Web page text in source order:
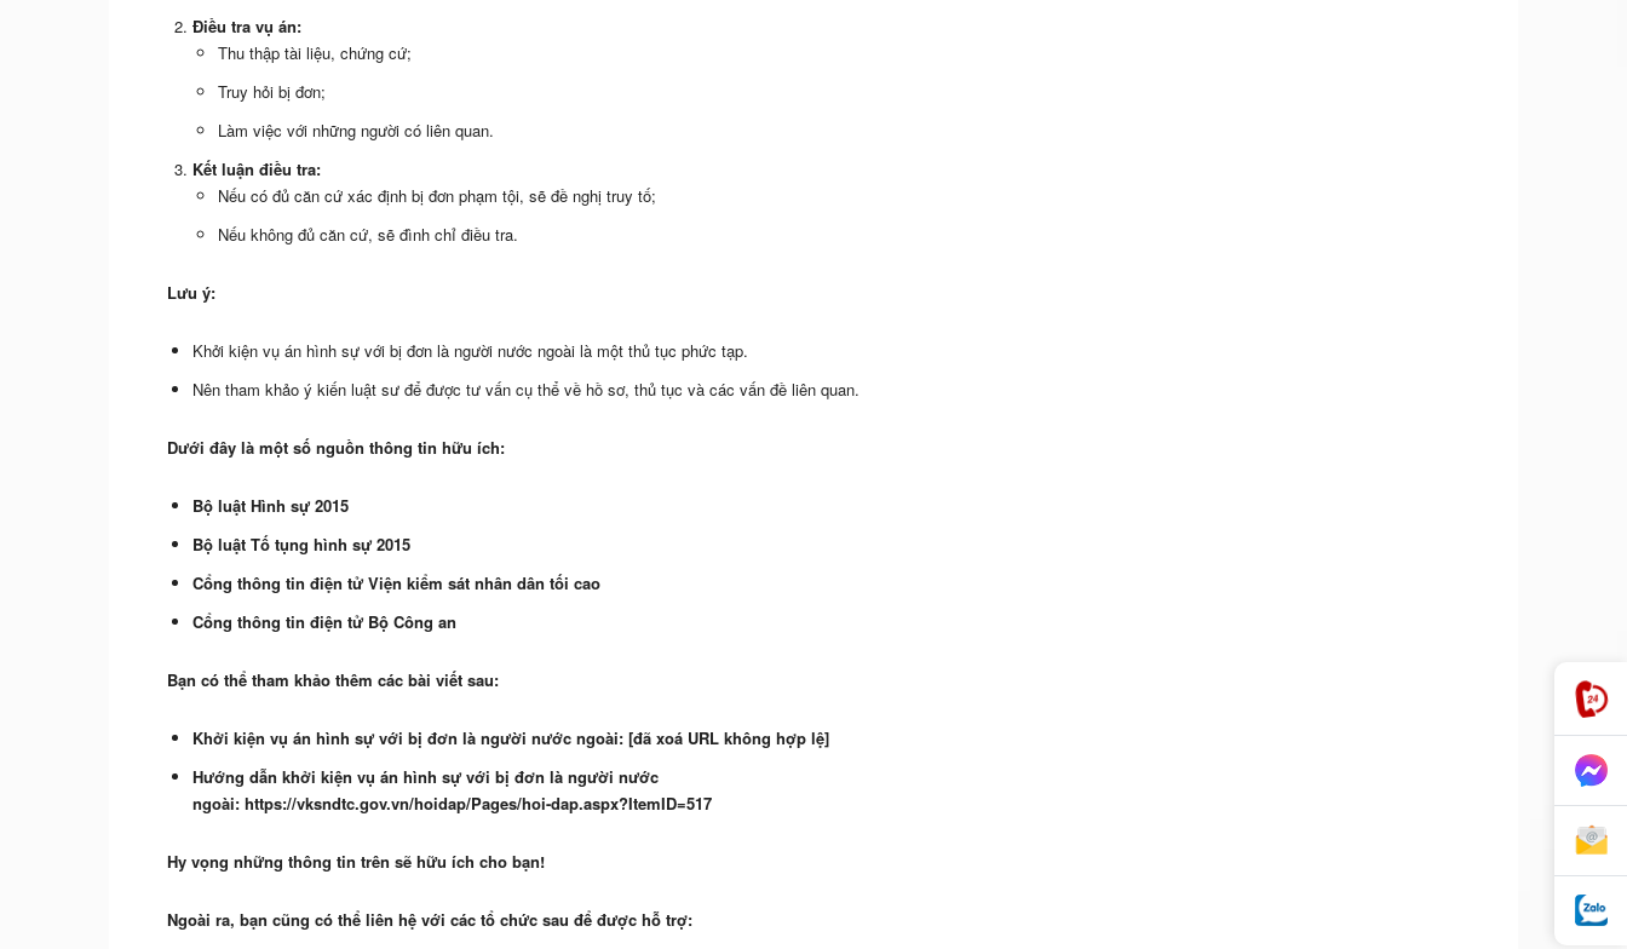
Điều tra vụ án:
Thu thập tài liệu, chứng cứ;
Truy hỏi bị đơn;
Làm việc với những người có liên quan.
Kết luận điều tra:
Nếu có đủ căn cứ xác định bị đơn phạm tội, sẽ đề nghị truy tố;
Nếu không đủ căn cứ, sẽ đình chỉ điều tra.
Lưu ý:
Khởi kiện vụ án hình sự với bị đơn là người nước ngoài là một thủ tục phức tạp.
Nên tham khảo ý kiến luật sư để được tư vấn cụ thể về hồ sơ, thủ tục và các vấn đề liên quan.
Dưới đây là một số nguồn thông tin hữu ích:
Bộ luật Hình sự 2015
Bộ luật Tố tụng hình sự 2015
Cổng thông tin điện tử Viện kiểm sát nhân dân tối cao
Cổng thông tin điện tử Bộ Công an
Bạn có thể tham khảo thêm các bài viết sau:
Khởi kiện vụ án hình sự với bị đơn là người nước ngoài: [đã xoá URL không hợp lệ]
Hướng dẫn khởi kiện vụ án hình sự với bị đơn là người nước
ngoài: https://vksndtc.gov.vn/hoidap/Pages/hoi-dap.aspx?ItemID=517
Hy vọng những thông tin trên sẽ hữu ích cho bạn!
Ngoài ra, bạn cũng có thể liên hệ với các tổ chức sau để được hỗ trợ: